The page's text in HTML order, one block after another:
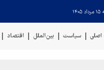
سیاست بین‌الملل اقتصاد